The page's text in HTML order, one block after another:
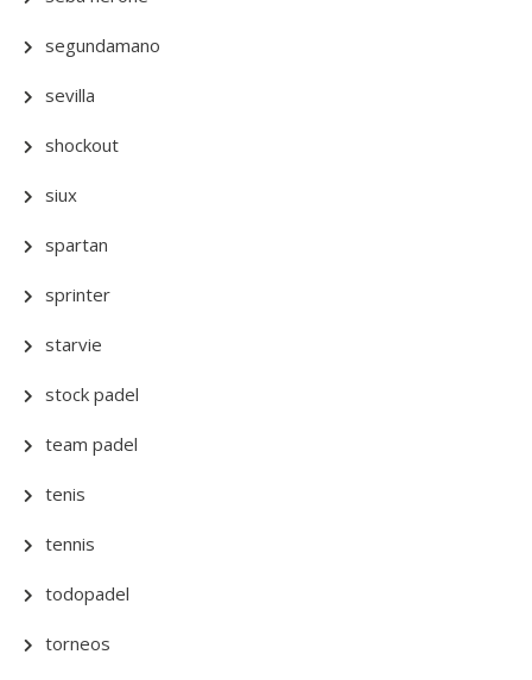
segundamano
sevilla
shockout
siux
spartan
sprinter
starvie
stock padel
team padel
tenis
tennis
todopadel
torneos